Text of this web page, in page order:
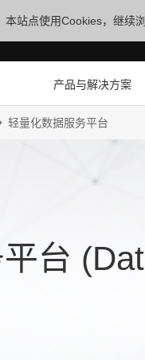
本站点使用Cookies，继续
产品与解决方案
轻量化数据服务平台
台